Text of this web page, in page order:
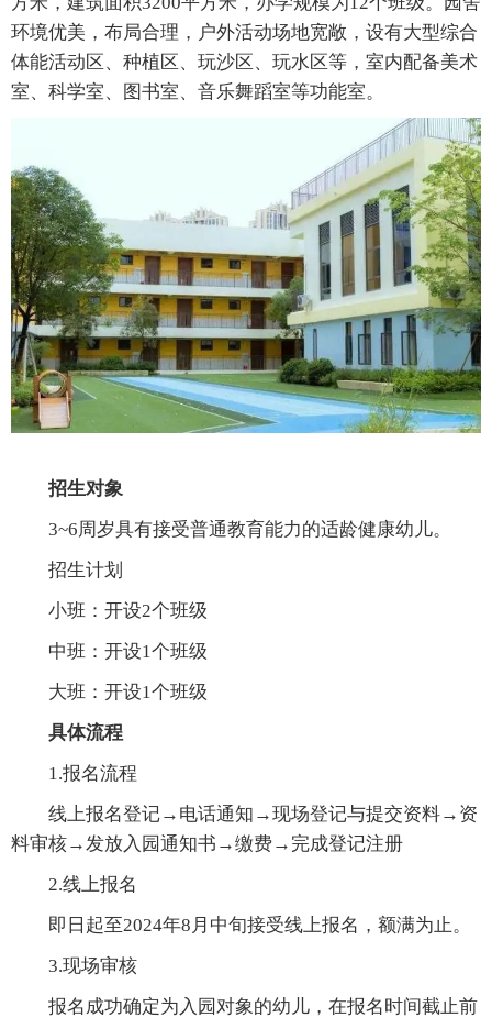
环境优美，布局合理，户外活动场地宽敞，设有大型综合
体能活动区、种植区、玩沙区、玩水区等，室内配备美术
室、科学室、图书室、音乐舞蹈室等功能室。
招生对象
3~6周岁具有接受普通教育能力的适龄健康幼儿。
招生计划
小班：开设2个班级
中班：开设1个班级
大班：开设1个班级
具体流程
1.报名流程
线上报名登记→电话通知→现场登记与提交资料→资
料审核→发放入园通知书→缴费→完成登记注册
2.线上报名
即日起至2024年8月中旬接受线上报名，额满为止。
3.现场审核
报名成功确定为入园对象的幼儿，在报名时间截止前